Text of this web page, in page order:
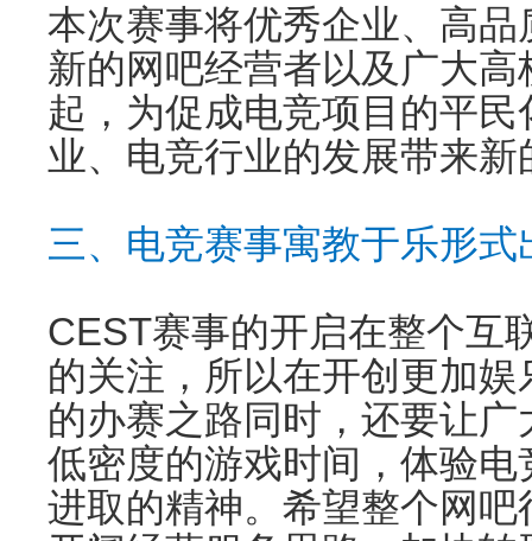
本次赛事将优秀企业、高
新的网吧经营者以及广大
起，为促成电竞项目的平
业、电竞行业的发展带来
三、电竞赛事寓教于乐形式
CEST赛事的开启在整个互
的关注，所以在开创更加
的办赛之路同时，还要让
低密度的游戏时间，体验
进取的精神。希望整个网